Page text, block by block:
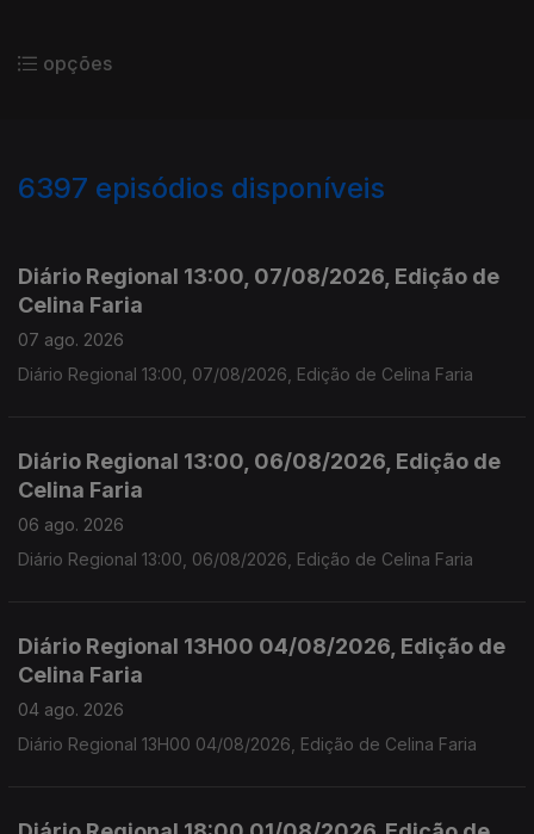
opções
6397 episódios disponíveis
Diário Regional 13:00, 07/08/2026, Edição de
Celina Faria
07 ago. 2026
Diário Regional 13:00, 07/08/2026, Edição de Celina Faria
Diário Regional 13:00, 06/08/2026, Edição de
Celina Faria
06 ago. 2026
Diário Regional 13:00, 06/08/2026, Edição de Celina Faria
Diário Regional 13H00 04/08/2026, Edição de
Celina Faria
04 ago. 2026
Diário Regional 13H00 04/08/2026, Edição de Celina Faria